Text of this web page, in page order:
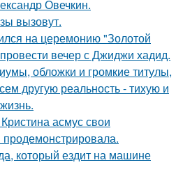
Овечкин.
вызовут.
на церемонию "Золотой
вечер с Джиджи хадид.
обложки и громкие титулы,
другую реальность - тихую и
асмус свои
который ездит на машине